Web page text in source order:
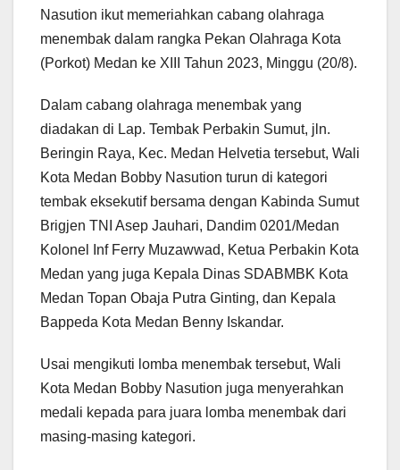
Nasution ikut memeriahkan cabang olahraga
menembak dalam rangka Pekan Olahraga Kota
(Porkot) Medan ke XIII Tahun 2023, Minggu (20/8).
Dalam cabang olahraga menembak yang
diadakan di Lap. Tembak Perbakin Sumut, jln.
Beringin Raya, Kec. Medan Helvetia tersebut, Wali
Kota Medan Bobby Nasution turun di kategori
tembak eksekutif bersama dengan Kabinda Sumut
Brigjen TNI Asep Jauhari, Dandim 0201/Medan
Kolonel Inf Ferry Muzawwad, Ketua Perbakin Kota
Medan yang juga Kepala Dinas SDABMBK Kota
Medan Topan Obaja Putra Ginting, dan Kepala
Bappeda Kota Medan Benny Iskandar.
Usai mengikuti lomba menembak tersebut, Wali
Kota Medan Bobby Nasution juga menyerahkan
medali kepada para juara lomba menembak dari
masing-masing kategori.